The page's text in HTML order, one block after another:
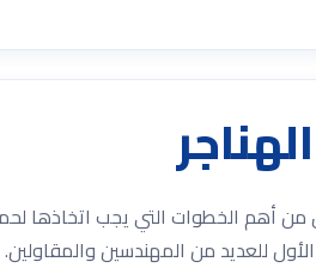
من أهم الخطوات التي يجب اتخاذها
للعديد من المهندسين